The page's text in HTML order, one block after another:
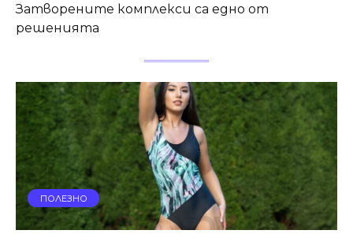
Затворените комплекси са едно от
решенията
ПОЛЕЗНО